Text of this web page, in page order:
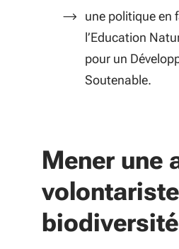
une politique en
l’Education
pour un
Soutenable.
Mener une
biodiversité